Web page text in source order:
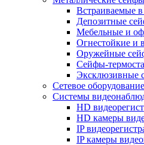
Встраиваемые
Депозитные
Мебельные и
Огнестойкие и
Оружейные
Сейфы-
Эксклюзивные
Сетевое оборудование
Системы
HD
HD камеры
IP
IP камеры